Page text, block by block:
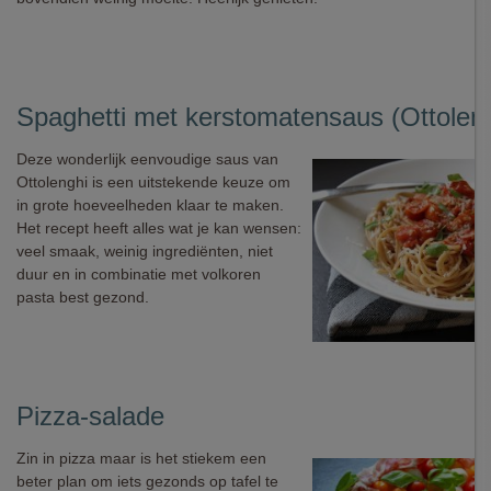
Spaghetti met kerstomatensaus
Deze wonderlijk eenvoudige saus van
Ottolenghi is een uitstekende keuze om
in grote hoeveelheden klaar te maken.
Het recept heeft alles wat je kan wensen:
veel smaak, weinig ingrediënten, niet
duur en in combinatie met volkoren
pasta best gezond.
Pizza-salade
Zin in pizza maar is het stiekem een
beter plan om iets gezonds op tafel te